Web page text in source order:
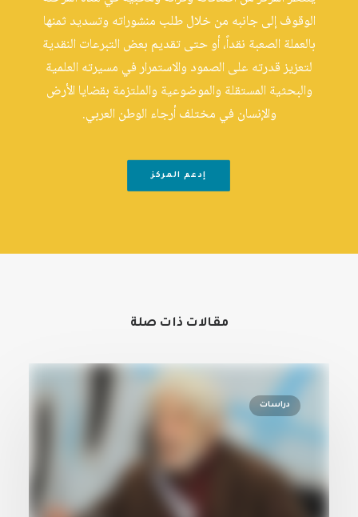
الوقوف إلى جانبه من خلال طلب منشوراته وتسديد ثمنها
بالعملة الصعبة نقداً، أو حتى تقديم بعض التبرعات النقدية
لتعزيز قدرته على الصمود والاستمرار في مسيرته العلمية
والبحثية المستقلة والموضوعية والملتزمة بقضايا الأرض
والإنسان في مختلف أرجاء الوطن العربي.
إدعم المركز
مقالات ذات صلة
دراسات